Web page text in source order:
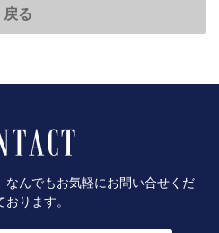
戻る
なんでもお気軽にお問い合せくだ
ります。